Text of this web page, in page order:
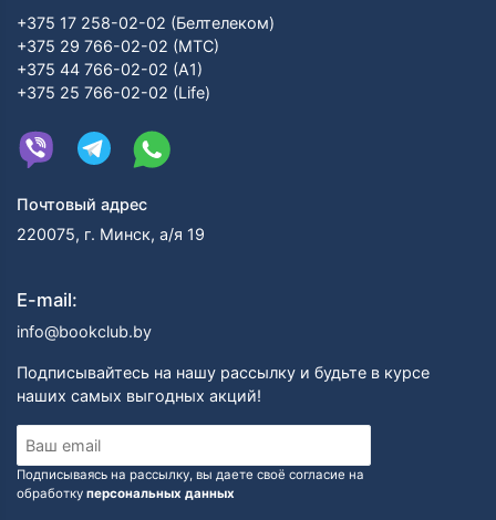
+375 17 258-02-02 (Белтелеком)
+375 29 766-02-02 (МТС)
+375 44 766-02-02 (А1)
+375 25 766-02-02 (Life)
Почтовый адрес
220075, г. Минск, а/я 19
E-mail:
info@bookclub.by
Подписывайтесь на нашу рассылку и будьте в курсе
наших самых выгодных акций!
Подписываясь на рассылку, вы даете своё согласие на
обработку персональных данных